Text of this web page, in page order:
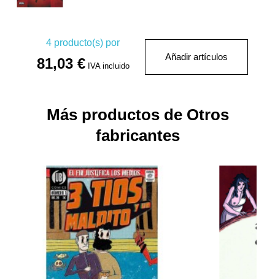
4 producto(s) por
81,03 € IVA incluido
Añadir artículos
Más productos de Otros
fabricantes